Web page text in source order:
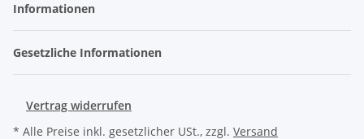
Informationen
Gesetzliche Informationen
Vertrag widerrufen
* Alle Preise inkl. gesetzlicher USt., zzgl. Versand